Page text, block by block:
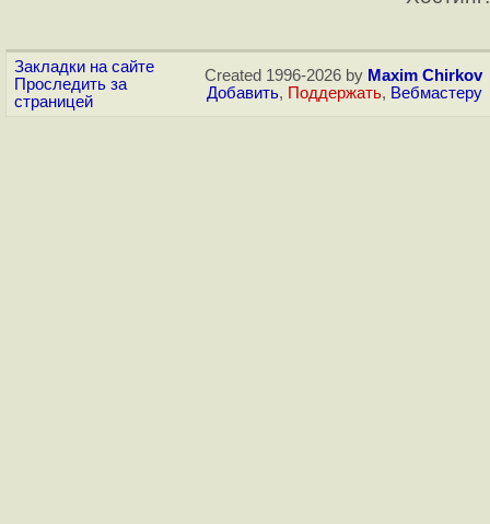
Закладки на сайте
Проследить за
страницей
Created 1996-2026 by Maxim Chirkov
Добавить, Поддержать, Вебмастеру